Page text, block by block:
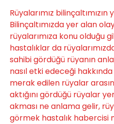
Rüyalarımız
Bilinçaltımızda yer alan
rüyalarımıza konu olduğu
hastalıklar da
sahibi gördüğü rüyanın
nasıl etki edeceği
merak edilen rüyalar
aktığını gördüğü rüyalar
akması ne anlama gelir,
görmek hastalık habercisi